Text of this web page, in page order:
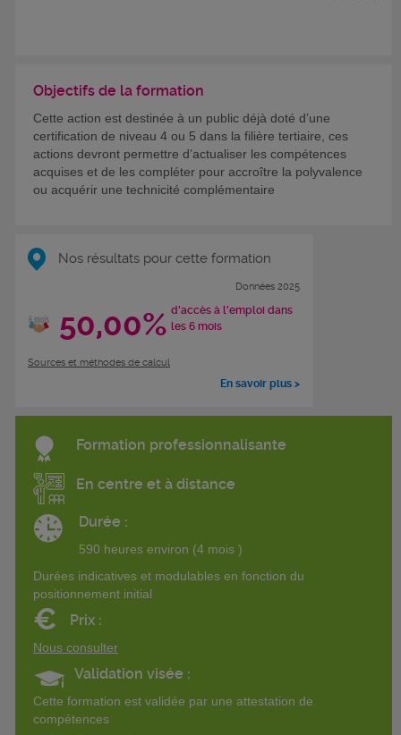
Objectifs de la formation
Cette action est destinée à un public déjà doté d’une
certification de niveau 4 ou 5 dans la filière tertiaire, ces
actions devront permettre d’actualiser les compétences
acquises et de les compléter pour accroître la polyvalence
ou acquérir une technicité complémentaire
Nos résultats pour cette formation
Données 2025
50,00% d'accès à l'emploi dans
les 6 mois
Sources et méthodes de calcul
En savoir plus >
Formation professionnalisante
En centre et à distance
Durée :
590 heures environ (4 mois )
Durées indicatives et modulables en fonction du
positionnement initial
€ Prix :
Nous consulter
Validation visée :
Cette formation est validée par une attestation de
compétences